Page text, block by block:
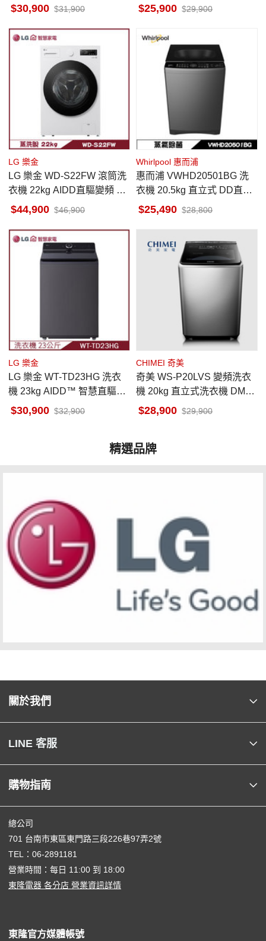
kg 不鏽鋼 金級省水標章
30,900 31,900
頻25,900 29,900
LG 樂金
LG 樂金 WD-S22FW 滾筒洗
衣機 22kg AIDD直驅變頻 蒸
氣洗 殺菌除螨
44,900 46,900
Whirlpool 惠而浦
惠而浦 VWHD20501BG 洗
衣機 20.5kg 直立式 DD直驅
變頻 洗劑自動投入
25,490 28,800
LG 樂金
LG 樂金 WT-TD23HG 洗衣
機 23kg AIDD™ 智慧直驅變
頻 直立式 AI 智慧感測 夜墨
30,900 32,900
CHIMEI 奇美
奇美 WS-P20LVS 變頻洗衣
機 20kg 直立式洗衣機 DMM
變頻直驅馬達 柔力溫泡洗
28,900 29,900
精選品牌
關於我們
LINE 客服
購物指南
總公司
701 台南市東區東門路三段226巷97弄2號
TEL： 06-2891181
營業時間：每日 11:00 到 18:00
東隆電器 各分店 營業資訊詳情
東隆官方媒體帳號